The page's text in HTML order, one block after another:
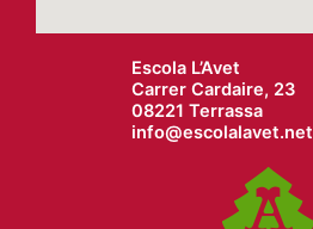
Escola L’Avet
Carrer Cardaire, 23
08221 Terrassa
info@escolalavet.net